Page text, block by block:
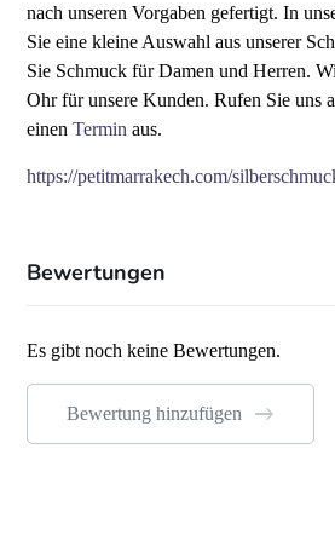
nach unseren Vorgaben gefertigt. In
Sie eine kleine Auswahl aus unserer
Sie Schmuck für Damen und Herren.
Ohr für unsere Kunden. Rufen Sie uns
einenTermin aus.
https://petitmarrakech.com/
Bewertungen
Es gibt noch keine Bewertungen.
Bewertung hinzufügen